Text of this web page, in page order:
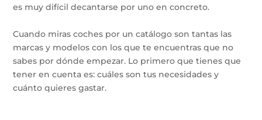
es muy difícil decantarse por uno en concreto.
Cuando miras coches por un catálogo son tantas las
marcas y modelos con los que te encuentras que no
sabes por dónde empezar. Lo primero que tienes que
tener en cuenta es: cuáles son tus necesidades y
cuánto quieres gastar.